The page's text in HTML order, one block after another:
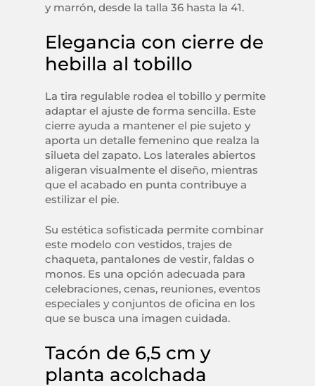
y marrón, desde la talla 36 hasta la 41.
Elegancia con cierre de
hebilla al tobillo
La tira regulable rodea el tobillo y permite
adaptar el ajuste de forma sencilla. Este
cierre ayuda a mantener el pie sujeto y
aporta un detalle femenino que realza la
silueta del zapato. Los laterales abiertos
aligeran visualmente el diseño, mientras
que el acabado en punta contribuye a
estilizar el pie.
Su estética sofisticada permite combinar
este modelo con vestidos, trajes de
chaqueta, pantalones de vestir, faldas o
monos. Es una opción adecuada para
celebraciones, cenas, reuniones, eventos
especiales y conjuntos de oficina en los
que se busca una imagen cuidada.
Tacón de 6,5 cm y
planta acolchada